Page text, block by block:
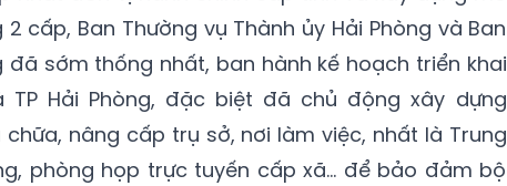
cấp, Ban Thường vụ Thành ủy Hải Phòng và Ban
đã sớm thống nhất, ban hành kế hoạch triển khai
TP Hải Phòng, đặc biệt đã chủ động xây dựng
nâng cấp trụ sở, nơi làm việc, nhất là Trung
phòng họp trực tuyến cấp xã… để bảo đảm bộ